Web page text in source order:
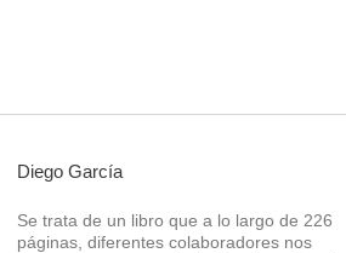
Diego García
Se trata de un libro que a lo largo de 226
páginas, diferentes colaboradores nos